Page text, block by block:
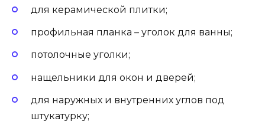
для керамической плитки;
профильная планка – уголок для ванны;
потолочные уголки;
нащельники для окон и дверей;
для наружных и внутренних углов под
штукатурку;